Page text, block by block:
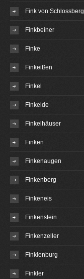
Fink von Schlossberg
Finkbeiner
Finke
Finkeißen
Finkel
Finkelde
Finkelhäuser
Finken
Finkenaugen
Finkenberg
Finkeneis
Finkenstein
Finkenzeller
Finklenburg
Finkler